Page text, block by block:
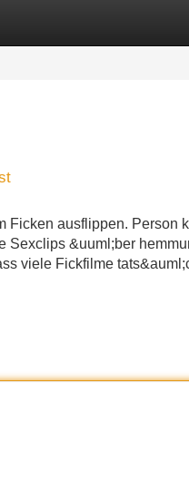
Ficken ausflippen. Person
Sexclips &uuml;ber
viele Fickfilme